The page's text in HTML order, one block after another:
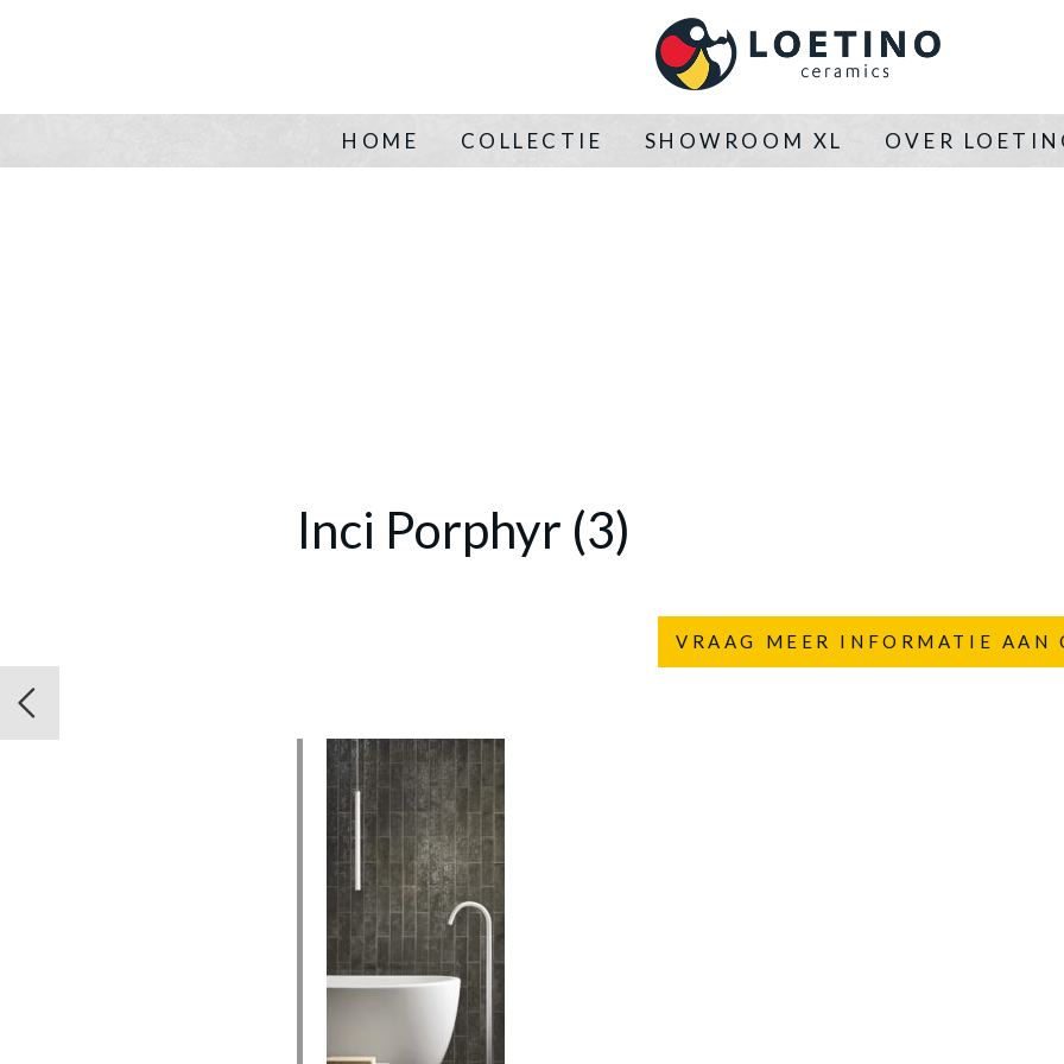
HOME COLLECTIE SHOWROOM XL OVER
Inci Porphyr (3)
VRAAG MEER INFORMATIE AAN